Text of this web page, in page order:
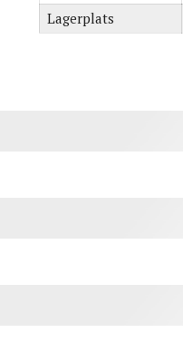
Lagerplats